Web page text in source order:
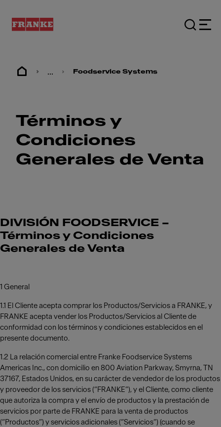
... Foodservice Systems
Términos y
Condiciones
Generales de Venta
DIVISIÓN FOODSERVICE –
Términos y Condiciones
Generales de Venta
1 General
1.1 El Cliente acepta comprar los Productos/Servicios a FRANKE, y
FRANKE acepta vender los Productos/Servicios al Cliente de
conformidad con los términos y condiciones establecidos en el
presente documento.
1.2 La relación comercial entre Franke Foodservice Systems
Americas Inc., con domicilio en 800 Aviation Parkway, Smyrna, TN
37167, Estados Unidos, en su carácter de vendedor de los productos
y proveedor de los servicios (“FRANKE”), y el Cliente, como cliente
que autoriza la compra y el envío de productos y la prestación de
servicios por parte de FRANKE para la venta de productos
(“Productos”) y servicios adicionales (“Servicios”) (cuando se